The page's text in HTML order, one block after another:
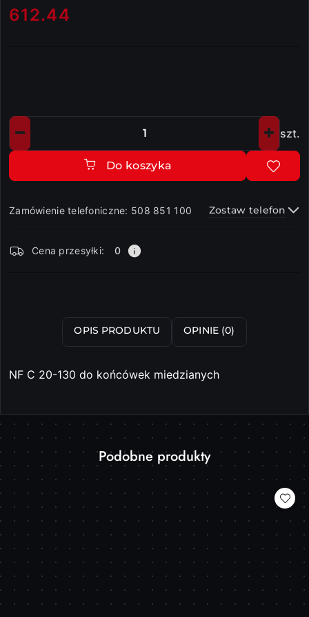
Cena:
612.44
Ilość szt.
Do koszyka
Zamówienie telefoniczne: 508 851 100 Zostaw telefon
i
Cena przesyłki: 0
OPIS PRODUKTU OPINIE (0)
NF C 20-130 do końcówek miedzianych
Pomiń karuzelę produktów
Produkty
statusie:
Podobne produkty